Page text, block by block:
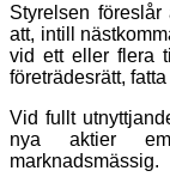
Styrelsen
att, intill
vid ett eller flera
företrädesrätt,
Vid fullt
nya aktier
marknadsmässig.